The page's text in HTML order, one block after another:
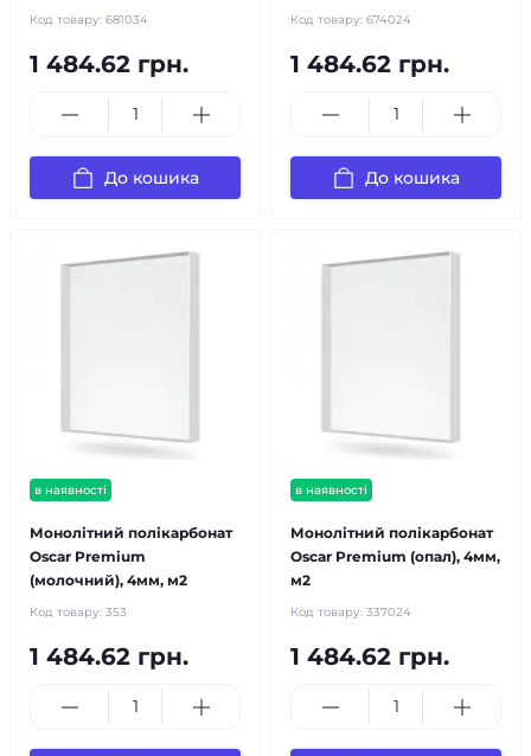
Код товару: 681034
1 484.62 грн.
До кошика
Код товару: 674024
1 484.62 грн.
До кошика
в наявності
Монолітний полікарбонат
Oscar Premium
(молочний), 4мм, м2
Код товару: 353
1 484.62 грн.
в наявності
Монолітний полікарбонат
Oscar Premium (опал), 4мм,
м2
Код товару: 337024
1 484.62 грн.